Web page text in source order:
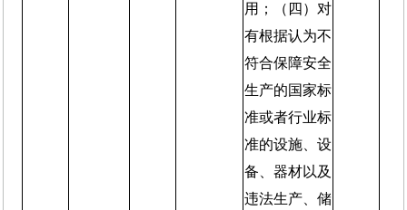
用；（四）对
有根据认为不
符合保障安全
生产的国家标
准或者行业标
准的设施、设
备、器材以及
违法生产、储